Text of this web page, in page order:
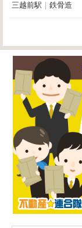
三越前駅 鉄骨造